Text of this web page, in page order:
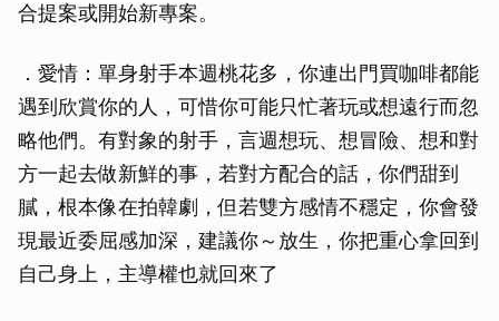
合提案或開始新專案。
．愛情：單身射手本週桃花多，你連出門買咖啡都能
遇到欣賞你的人，可惜你可能只忙著玩或想遠行而忽
略他們。有對象的射手，言週想玩、想冒險、想和對
方一起去做新鮮的事，若對方配合的話，你們甜到
膩，根本像在拍韓劇，但若雙方感情不穩定，你會發
現最近委屈感加深，建議你～放生，你把重心拿回到
自己身上，主導權也就回來了